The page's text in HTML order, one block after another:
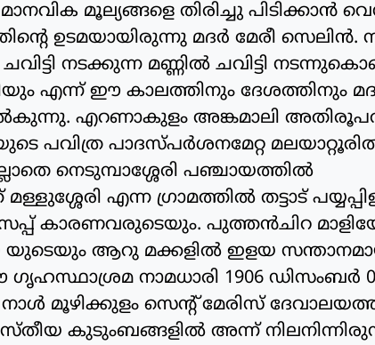
മൂല്യങ്ങളെ തിരിച്ചു പിടിക്കാൻ
ഉടമയായിരുന്നു മദർ മേരീ സെലിൻ.
നടക്കുന്ന മണ്ണിൽ ചവിട്ടി
എന്ന് ഈ കാലത്തിനും ദേശത്തിനും
നൽകുന്നു. എറണാകുളം അങ്കമാലി
പവിത്ര പാദസ്പർശനമേറ്റ
നെടുമ്പാശ്ശേരി പഞ്ചായത്തിൽ
എന്ന ഗ്രാമത്തിൽ തട്ടാട്
കാരണവരുടെയും. പുത്തൻചിറ
ആറു മക്കളിൽ ഇളയ
നാമധാരി 1906 ഡിസംബർ
മൂഴിക്കുളം സെന്റ് മേരിസ്
കുടുംബങ്ങളിൽ അന്ന്